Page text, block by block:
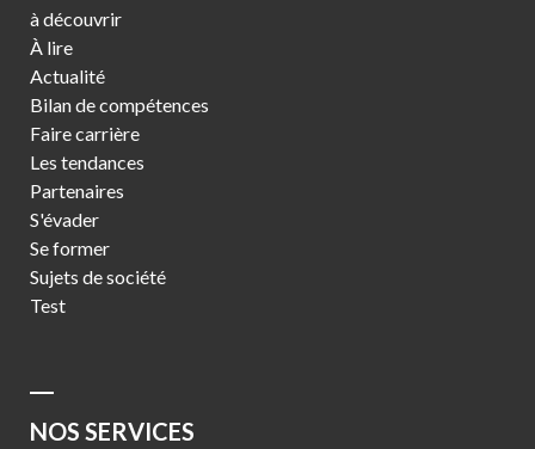
à découvrir
À lire
Actualité
Bilan de compétences
Faire carrière
Les tendances
Partenaires
S'évader
Se former
Sujets de société
Test
NOS SERVICES